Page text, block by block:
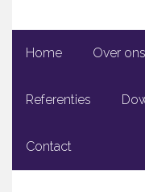
Home Over ons
Referenties
Contact